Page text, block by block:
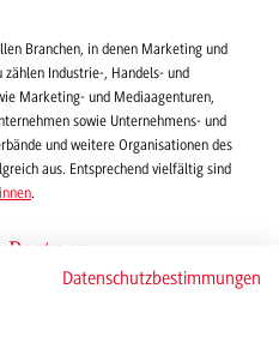
Branchen, in denen Marketing und
Industrie-, Handels- und
Marketing- und Mediaagenturen,
sowie Unternehmens- und
und weitere Organisationen des
aus. Entsprechend vielfältig sind
.
Partner
Management Studienplätze
Datenschutzbestimmungen